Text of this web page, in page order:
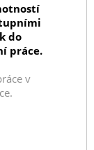
do
práce.
v